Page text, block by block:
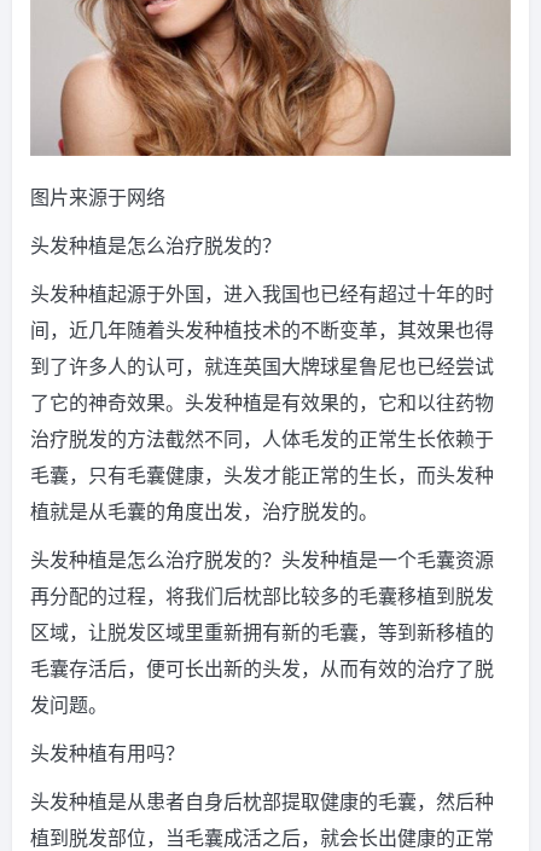
图片来源于网络
头发种植是怎么治疗脱发的？
头发种植起源于外国，进入我国也已经有超过十年的时
间，近几年随着头发种植技术的不断变革，其效果也得
到了许多人的认可，就连英国大牌球星鲁尼也已经尝试
了它的神奇效果。头发种植是有效果的，它和以往药物
治疗脱发的方法截然不同，人体毛发的正常生长依赖于
毛囊，只有毛囊健康，头发才能正常的生长，而头发种
植就是从毛囊的角度出发，治疗脱发的。
头发种植是怎么治疗脱发的？头发种植是一个毛囊资源
再分配的过程，将我们后枕部比较多的毛囊移植到脱发
区域，让脱发区域里重新拥有新的毛囊，等到新移植的
毛囊存活后，便可长出新的头发，从而有效的治疗了脱
发问题。
头发种植有用吗？
头发种植是从患者自身后枕部提取健康的毛囊，然后种
植到脱发部位，当毛囊成活之后，就会长出健康的正常